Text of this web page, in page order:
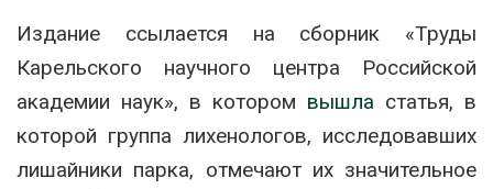
Издание ссылается на сборник «Труды
Карельского научного центра Российской
академии наук», в котором вышла статья, в
которой группа лихенологов, исследовавших
лишайники парка, отмечают их значительное